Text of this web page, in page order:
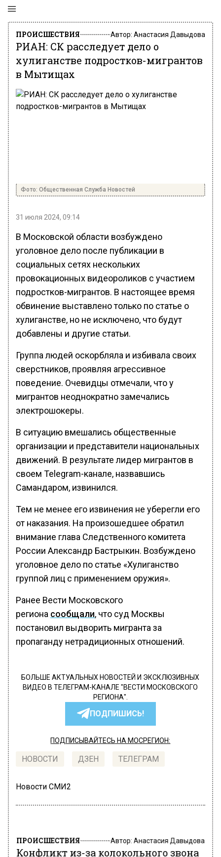
ПРОИСШЕСТВИЯ Автор: Анастасия Давыдова
РИАН: СК расследует дело о
хулиганстве подростков-мигрантов
в Мытищах
Фото: Общественная Служба Новостей
31 июля 2024, 09:14
В Московской области возбуждено
уголовное дело после публикации в
социальных сетях нескольких
провокационных видеороликов с участием
подростков-мигрантов. В настоящее время
обвинение выставлено только по статье о
хулиганстве, но не исключено, что будут
добавлены и другие статьи.
Группа людей оскорбляла и избивала своих
сверстников, проявляя агрессивное
поведение. Очевидцы отмечали, что у
мигрантов неоднократно замечались
электрошокеры.
В ситуацию вмешались общественные
организации и представители национальных
движений. В результате лидер мигрантов в
своем Telegram-канале, назвавшись
Самандаром, извинился.
Тем не менее его извинения не уберегли его
от наказания. На произошедшее обратил
внимание глава Следственного комитета
России Александр Бастрыкин. Возбуждено
уголовное дело по статье «Хулиганство
группой лиц с применением оружия».
Ранее Вести Московского
региона сообщали, что суд Москвы
постановил выдворить мигранта за
пропаганду нетрадиционных отношений.
БОЛЬШЕ АКТУАЛЬНЫХ НОВОСТЕЙ И ЭКСКЛЮЗИВНЫХ
ВИДЕО В ТЕЛЕГРАМ-КАНАЛЕ "ВЕСТИ МОСКОВСКОГО
РЕГИОНА".
ПОДПИШИСЬ!
ПОДПИСЫВАЙТЕСЬ НА МОСРЕГИОН:
НОВОСТИ ДЗЕН ТЕЛЕГРАМ
Новости СМИ2
ПРОИСШЕСТВИЯ Автор: Анастасия Давыдова
Конфликт из-за колокольного звона